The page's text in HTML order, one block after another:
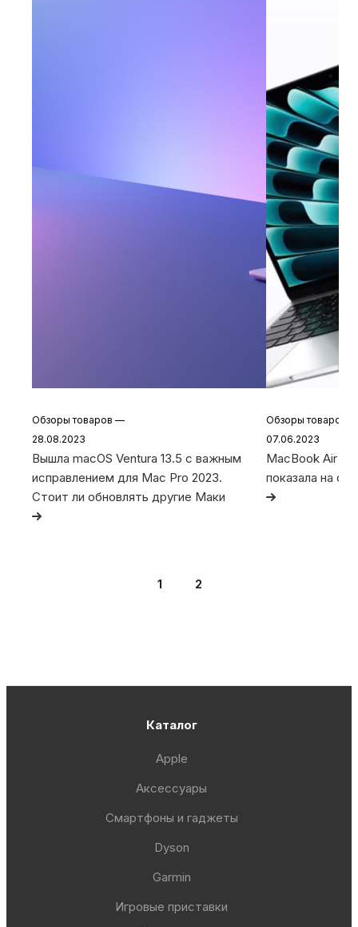
Обзоры товаров —
28.08.2023
Вышла macOS Ventura 13.5 с важным
исправлением для Mac Pro 2023.
Стоит ли обновлять другие Маки
Обзоры товаров
07.06.2023
MacBook Air 15
показала на
1 2
Каталог
Apple
Аксессуары
Смартфоны и гаджеты
Dyson
Garmin
Игровые приставки